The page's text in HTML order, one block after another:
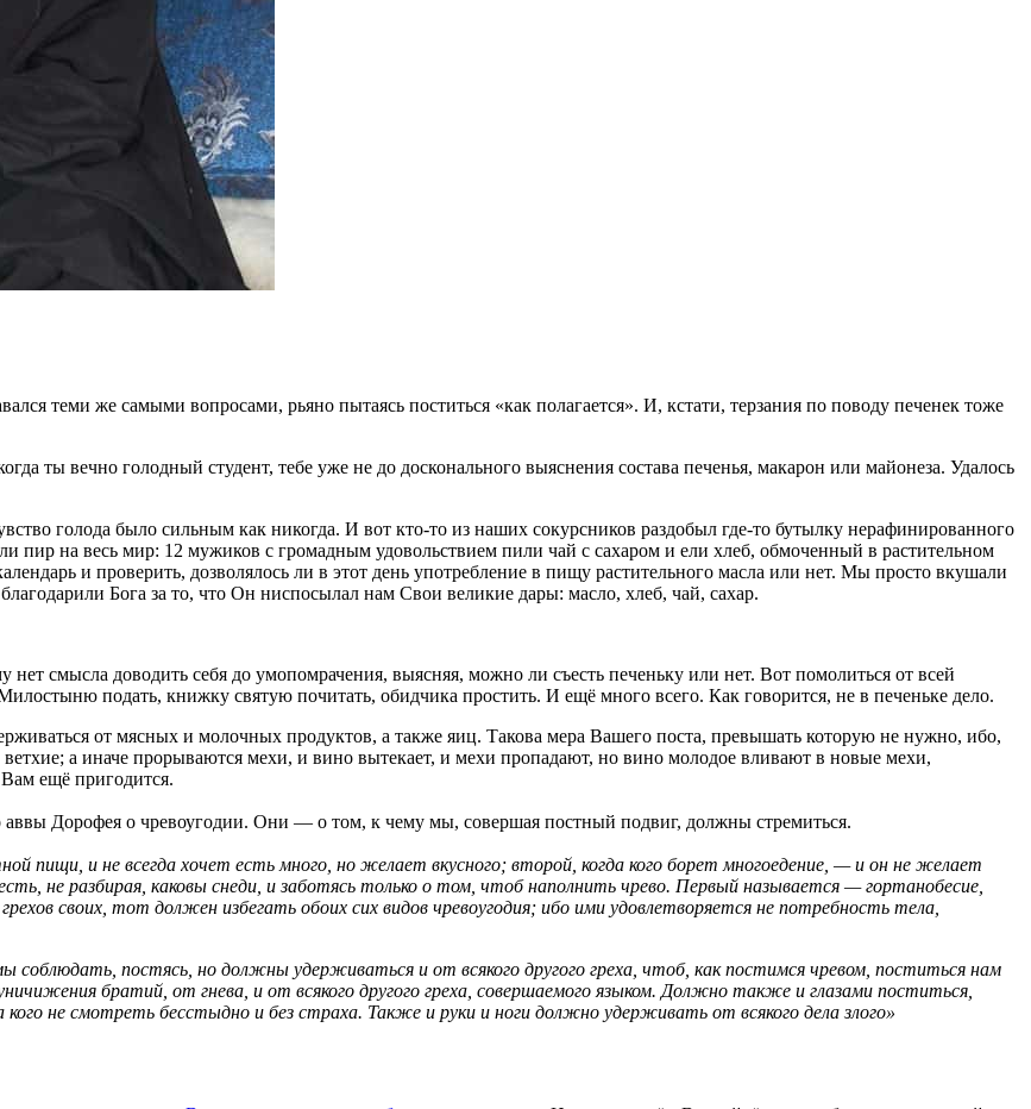
теми же самыми вопросами, рьяно пытаясь поститься «как полагается». И, кстати, терзания по поводу печенек тоже
ты вечно голодный студент, тебе уже не до досконального выяснения состава печенья, макарон или майонеза. Удалось
голода было сильным как никогда. И вот кто-то из наших сокурсников раздобыл где-то бутылку нерафинированного
пир на весь мир: 12 мужиков с громадным удовольствием пили чай с сахаром и ели хлеб, обмоченный в растительном
и проверить, дозволялось ли в этот день употребление в пищу растительного масла или нет. Мы просто вкушали
Бога за то, что Он ниспосылал нам Свои великие дары: масло, хлеб, чай, сахар.
смысла доводить себя до умопомрачения, выясняя, можно ли съесть печеньку или нет. Вот помолиться от всей
подать, книжку святую почитать, обидчика простить. И ещё много всего. Как говорится, не в печеньке дело.
от мясных и молочных продуктов, а также яиц. Такова мера Вашего поста, превышать которую не нужно, ибо,
а иначе прорываются мехи, и вино вытекает, и мехи пропадают, но вино молодое вливают в новые мехи,
ещё пригодится.
Дорофея о чревоугодии. Они — о том, к чему мы, совершая постный подвиг, должны стремиться.
пищи, и не всегда хочет есть много, но желает вкусного; второй, когда кого борет многоедение, — и он не желает
не разбирая, каковы снеди, и заботясь только о том, чтоб наполнить чрево. Первый называется — гортанобесие,
своих, тот должен избегать обоих сих видов чревоугодия; ибо ими удовлетворяется не потребность тела,
соблюдать, постясь, но должны удерживаться и от всякого другого греха, чтоб, как постимся чревом, поститься нам
братий, от гнева, и от всякого другого греха, совершаемого языком. Должно также и глазами поститься,
не смотреть бесстыдно и без страха. Также и руки и ноги должно удерживать от всякого дела злого»